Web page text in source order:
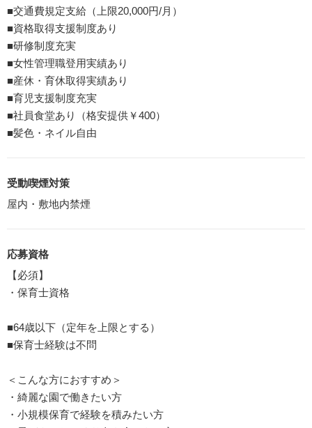
■交通費規定支給（上限20,000円/月）
■資格取得支援制度あり
■研修制度充実
■女性管理職登用実績あり
■産休・育休取得実績あり
■育児支援制度充実
■社員食堂あり（格安提供￥400）
■髪色・ネイル自由
受動喫煙対策
屋内・敷地内禁煙
応募資格
【必須】
・保育士資格
■64歳以下（定年を上限とする）
■保育士経験は不問
＜こんな方におすすめ＞
・綺麗な園で働きたい方
・小規模保育で経験を積みたい方